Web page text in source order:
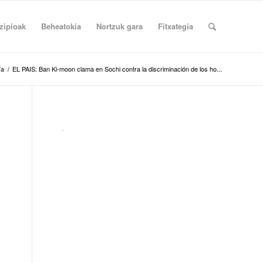
Beheatokia Nortzuk gara Fitxategia
/ EL PAIS: Ban Ki-moon clama en Sochi contra la discriminación de los ho...
.